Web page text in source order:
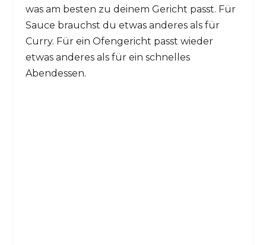
was am besten zu deinem Gericht passt. Für
Sauce brauchst du etwas anderes als für
Curry. Für ein Ofengericht passt wieder
etwas anderes als für ein schnelles
Abendessen.